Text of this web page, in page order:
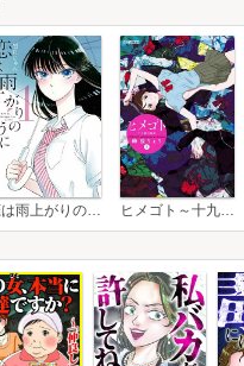
ヒメゴト～十九歳の制服～